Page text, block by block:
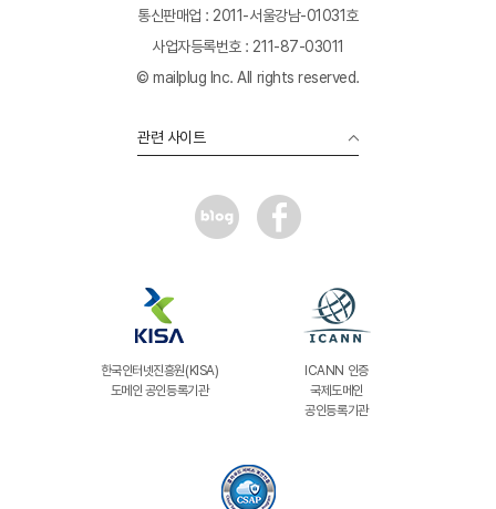
통신판매업 : 2011-서울강남-01031호
사업자등록번호 : 211-87-03011
© mailplug Inc. All rights reserved.
관련 사이트
한국인터넷진흥원(KISA)
도메인 공인등록기관
ICANN 인증
국제도메인
공인등록기관